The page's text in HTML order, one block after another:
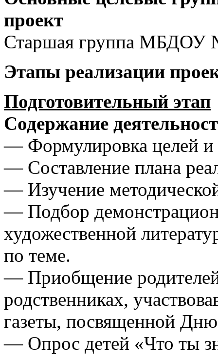
проект
Старшая группа МБДОУ
Этапы реализации
Подготовительный этап
Содержание
— Формулировка целей и
— Составление плана
— Изучение
— Подбор
художественной
по теме.
— Приобщение
родственниках,
газеты, посвященной
— Опрос детей «Что ты